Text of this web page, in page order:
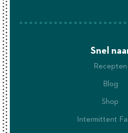
Snel
Recepten
Blog
Shop
Intermittent